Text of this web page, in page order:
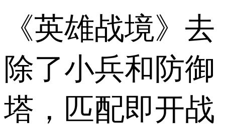
《英雄战境》去
除了小兵和防御
塔，匹配即开战